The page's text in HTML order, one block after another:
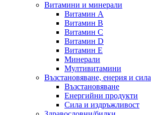
Витамини и минерали
Витамин А
Витамин B
Витамин C
Витамин D
Витамин E
Минерали
Мултивитамини
Възстановяване, енерия и сила
Възстановяване
Енергийни продукти
Сила и издръжливост